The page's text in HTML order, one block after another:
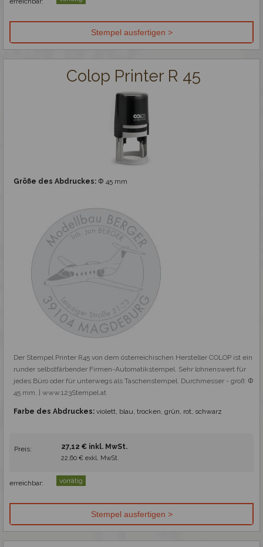
Colop Printer R 45
Größe des Abdruckes: Φ 45 mm
Der Stempel Printer R45 von dem österreichischen Hersteller COLOP ist ein
runder selbstfärbender Firmen-Automatikstempel. Sehr lohnenswert für
jedes Büro oder für unterwegs als Taschenstempel. Durchmesser - groß: Φ
45 mm. | www.123Stempel.at
Farbe des Abdruckes: violett, blau, trocken, grün, rot, schwarz
Preis: 27,12 € inkl. MwSt.
22,60 € exkl. MwSt.
erreichbar: vorrätig